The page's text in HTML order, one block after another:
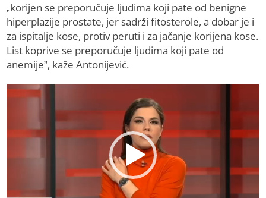
„korijen se preporučuje ljudima koji pate od benigne
hiperplazije prostate, jer sadrži fitosterole, a dobar je i
za ispitalje kose, protiv peruti i za jačanje korijena kose.
List koprive se preporučuje ljudima koji pate od
anemije”, kaže Antonijević.
Video
Player